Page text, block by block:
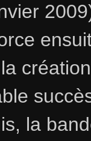
la